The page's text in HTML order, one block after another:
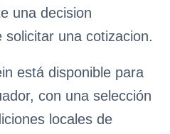
una decision
una cotizacion.
está disponible para
con una selección
locales de